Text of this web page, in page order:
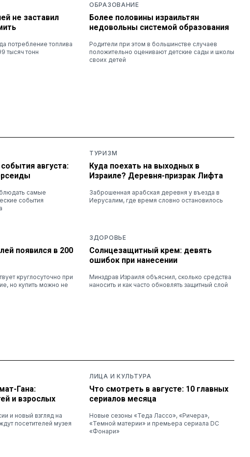
не заставил
потребление топлива
тысяч тонн
ОБРАЗОВАНИЕ
Более половины израильтян
недовольны системой образования
Родители при этом в большинстве случаев
положительно оценивают детские сады и школы
своих детей
августа:
самые
события
ТУРИЗМ
Куда поехать на выходных в
Израиле? Деревня-призрак Лифта
Заброшенная арабская деревня у въезда в
Иерусалим, где время словно остановилось
появился в 200
круглосуточно при
но купить можно не
ЗДОРОВЬЕ
Солнцезащитный крем: девять
ошибок при нанесении
Минздрав Израиля объяснил, сколько средства
наносить и как часто обновлять защитный слой
Гана:
и взрослых
и новый взгляд на
посетителей музея
ЛИЦА И КУЛЬТУРА
Что смотреть в августе: 10 главных
сериалов месяца
Новые сезоны «Теда Лассо», «Ричера»,
«Темной материи» и премьера сериала DC
«Фонари»